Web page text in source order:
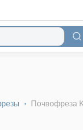
Почвофреза